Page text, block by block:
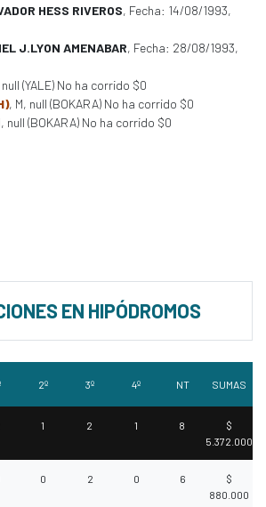
HESS RIVEROS, Fecha: 14/08/1993,
J.LYON AMENABAR, Fecha: 28/08/1993,
null (YALE) No ha corrido $0
, M, null (BOKARA) No ha corrido $0
null (BOKARA) No ha corrido $0
EN HIPÓDROMOS
2º 3º 4º NT SUMAS
1 2 1 8
$
5.372.000
0 2 0 6
$
880.000